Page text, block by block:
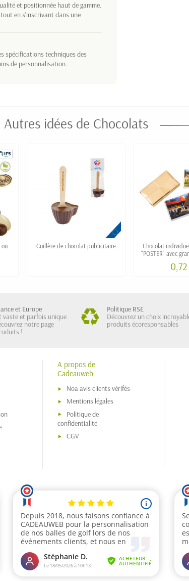
et positionnée haut de gamme.
en s'inscrivant dans une
spécifications techniques des
de personnalisation.
Autres idées de Chocolats
Cuillère de chocolat publicitaire
Chocolat
"POSTER" avec
et Europe
vaste et parfois unique
notre page
!
Politique RSE
Découvrez un choix
produits écoresponsables
A propos de
Cadeauweb
Noa avis clients vérifés
Mentions légales
Politique de
confidentialité
CGV